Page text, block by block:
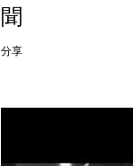
聞
分享